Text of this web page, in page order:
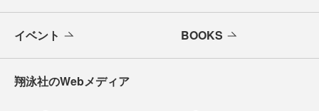
イベント BOOKS
翔泳社のWebメディア